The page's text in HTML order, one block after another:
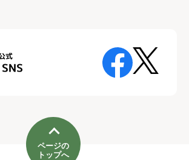
ページの
トップへ